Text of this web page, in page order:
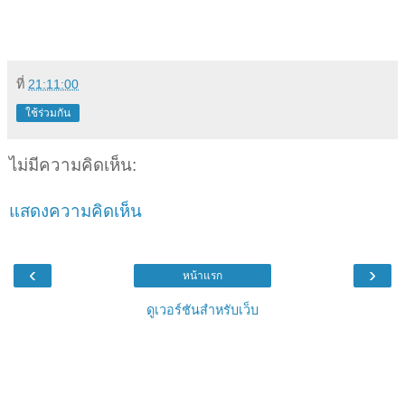
ที่ 21:11:00
ใช้ร่วมกัน
ไม่มีความคิดเห็น:
แสดงความคิดเห็น
‹ ›
หน้าแรก
ดูเวอร์ชันสำหรับเว็บ